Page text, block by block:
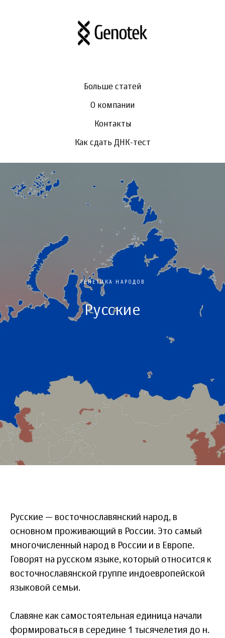
Больше статей
О компании
Контакты
Как сдать ДНК-тест
ГЕНЕТИКА НАРОДОВ
Русские
Русские — восточнославянский народ, в
основном проживающий в России. Это самый
многочисленный народ в России и в Европе.
Говорят на русском языке, который относится к
восточнославянской группе индоевропейской
языковой семьи.
Славяне как самостоятельная единица начали
формироваться в середине 1 тысячелетия до н.